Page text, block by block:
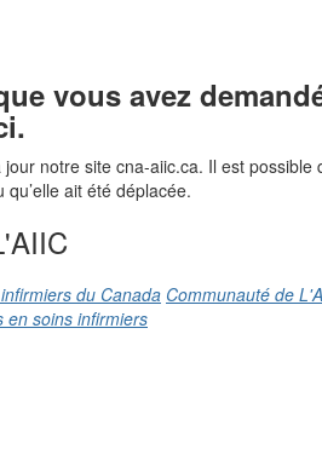
vous avez
notre site cna-aiic.ca. Il est possible
ait été déplacée.
du Canada Communauté de
en soins infirmiers